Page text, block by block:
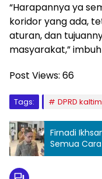
“Harapannya ya
koridor yang ada,
aturan, dan
masyarakat,”
Post Views: 66
Tags: DPRD kaltim
Firnadi
Semua
Harus